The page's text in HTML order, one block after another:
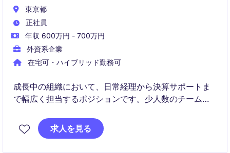
東京都
正社員
年収 600万円 - 700万円
外資系企業
在宅可・ハイブリッド勤務可
成長中の組織において、日常経理から決算サポートま
で幅広く担当するポジションです。少人数のチームで
す。
求人を見る